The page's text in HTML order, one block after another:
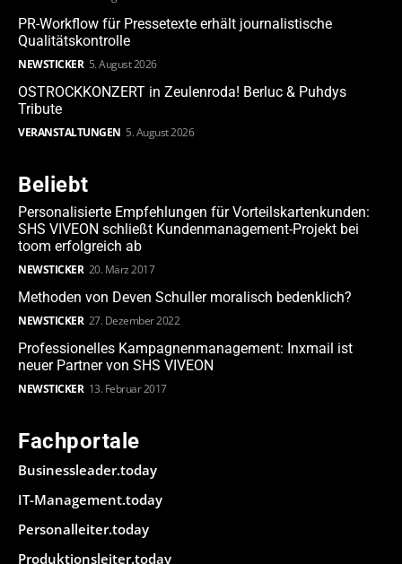
PR-Workflow für Pressetexte erhält journalistische
Qualitätskontrolle
NEWSTICKER 5. August 2026
OSTROCKKONZERT in Zeulenroda! Berluc & Puhdys
Tribute
VERANSTALTUNGEN 5. August 2026
Beliebt
Personalisierte Empfehlungen für Vorteilskartenkunden:
SHS VIVEON schließt Kundenmanagement-Projekt bei
toom erfolgreich ab
NEWSTICKER 20. März 2017
Methoden von Deven Schuller moralisch bedenklich?
NEWSTICKER 27. Dezember 2022
Professionelles Kampagnenmanagement: Inxmail ist
neuer Partner von SHS VIVEON
NEWSTICKER 13. Februar 2017
Fachportale
Businessleader.today
IT-Management.today
Personalleiter.today
Produktionsleiter.today